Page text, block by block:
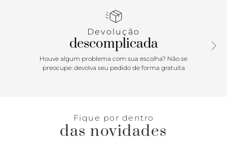
Devolução
descomplicada
Houve algum problema com sua escolha? Não se
preocupe: devolva seu pedido de forma gratuita
Fique por dentro
das novidades